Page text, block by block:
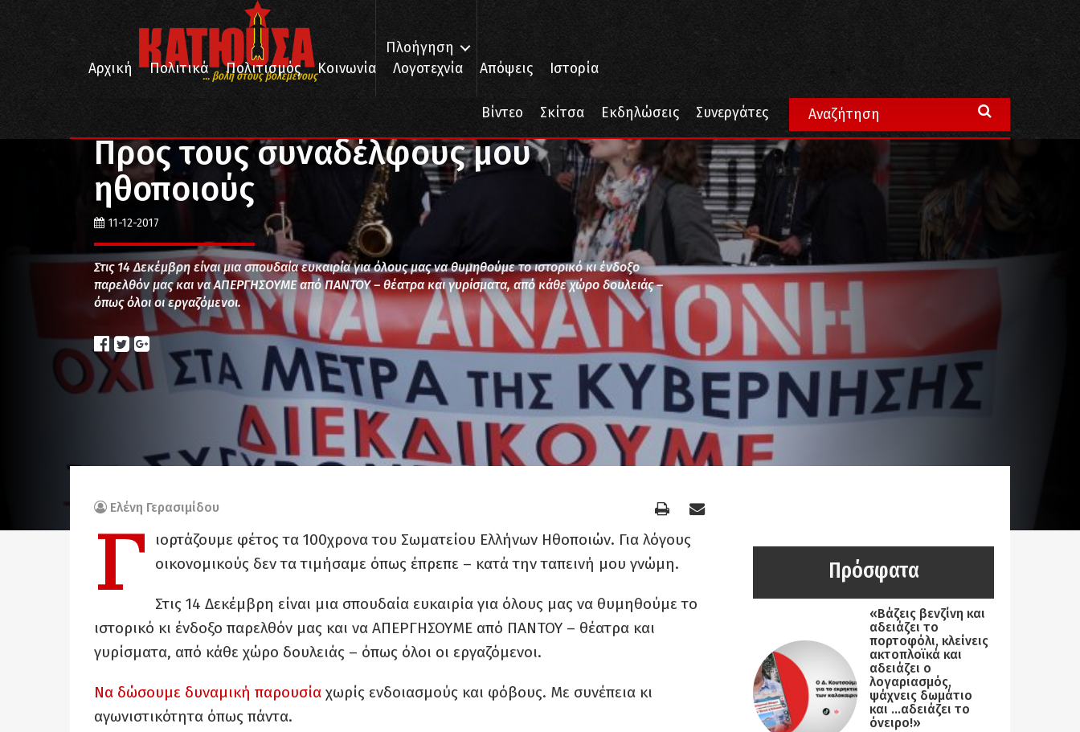
... βολή στους βολεμένους
Πλοήγηση
Αρχική
Πολιτικά Πολιτισμός Κοινωνία Λογοτεχνία Απόψεις Ιστορία
Βίντεο Σκίτσα Εκδηλώσεις Συνεργάτες
Πολιτικά Προς τους συναδέλφους μου ηθοποιούς
Προς τους συναδέλφους μου
ηθοποιούς
11-12-2017
Στις 14 Δεκέμβρη είναι μια σπουδαία ευκαιρία για όλους μας να θυμηθούμε το ιστορικό κι ένδοξο
παρελθόν μας και να ΑΠΕΡΓΗΣΟΥΜΕ από ΠΑΝΤΟΥ – θέατρα και γυρίσματα, από κάθε χώρο δουλειάς –
όπως όλοι οι εργαζόμενοι.
Ελένη Γερασιμίδου
Γ
ιορτάζουμε φέτος τα 100χρονα του Σωματείου Ελλήνων Ηθοποιών. Για λόγους
οικονομικούς δεν τα τιμήσαμε όπως έπρεπε – κατά την ταπεινή μου γνώμη.
Στις 14 Δεκέμβρη είναι μια σπουδαία ευκαιρία για όλους μας να θυμηθούμε το
ιστορικό κι ένδοξο παρελθόν μας και να ΑΠΕΡΓΗΣΟΥΜΕ από ΠΑΝΤΟΥ – θέατρα και
γυρίσματα, από κάθε χώρο δουλειάς – όπως όλοι οι εργαζόμενοι.
Να δώσουμε δυναμική παρουσία χωρίς ενδοιασμούς και φόβους. Με συνέπεια κι
αγωνιστικότητα όπως πάντα.
Πρόσφατα
«Βάζεις βενζίνη και
αδειάζει το
πορτοφόλι, κλείνεις
ακτοπλοϊκά και
αδειάζει ο
λογαριασμός,
ψάχνεις δωμάτιο
και …αδειάζει το
όνειρο!»